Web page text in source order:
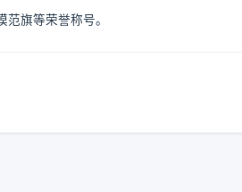
旗等荣誉称号。